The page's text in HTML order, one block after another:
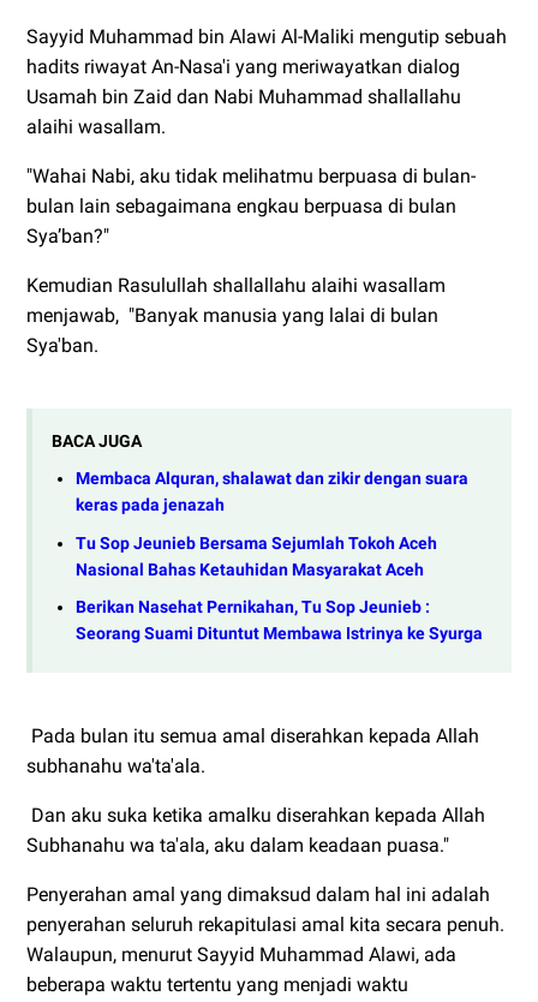
Sayyid Muhammad bin Alawi Al-Maliki mengutip sebuah
hadits riwayat An-Nasa'i yang meriwayatkan dialog
Usamah bin Zaid dan Nabi Muhammad shallallahu
alaihi wasallam.
"Wahai Nabi, aku tidak melihatmu berpuasa di bulan-
bulan lain sebagaimana engkau berpuasa di bulan
Sya’ban?"
Kemudian Rasulullah shallallahu alaihi wasallam
menjawab, "Banyak manusia yang lalai di bulan
Sya'ban.
BACA JUGA
Membaca Alquran, shalawat dan zikir dengan suara
keras pada jenazah
Tu Sop Jeunieb Bersama Sejumlah Tokoh Aceh
Nasional Bahas Ketauhidan Masyarakat Aceh
Berikan Nasehat Pernikahan, Tu Sop Jeunieb :
Seorang Suami Dituntut Membawa Istrinya ke Syurga
Pada bulan itu semua amal diserahkan kepada Allah
subhanahu wa'ta'ala.
Dan aku suka ketika amalku diserahkan kepada Allah
Subhanahu wa ta'ala, aku dalam keadaan puasa."
Penyerahan amal yang dimaksud dalam hal ini adalah
penyerahan seluruh rekapitulasi amal kita secara penuh.
Walaupun, menurut Sayyid Muhammad Alawi, ada
beberapa waktu tertentu yang menjadi waktu